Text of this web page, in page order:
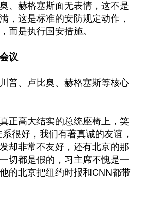
、赫格塞斯面无表情，这不是
，这是标准的安防规定动作，
而是执行国安措施。
议
普、卢比奥、赫格塞斯等核心
正高大结实的总统座椅上，笑
很好，我们有著真诚的友谊，
却非常不友好，还有北京的那
切都是假的，习主席不愧是一
的北京把纽约时报和CNN都带